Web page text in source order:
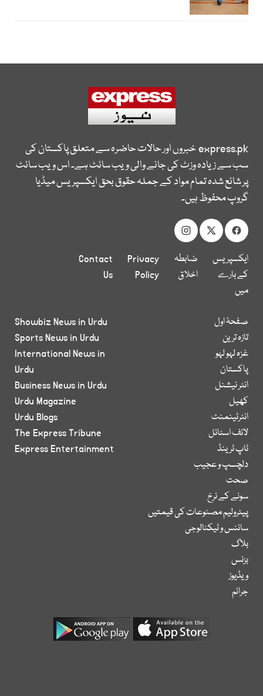
express.pkخبروں اور حالات حاضرہ سے متعلق پاکستان کی
سب سے زیادہ وزٹ کی جانے والی ویب سائٹ ہے۔ اس ویب سائٹ
پر شائع شدہ تمام مواد کے جملہ حقوق بحق ایکسپریس میڈیا
گروپ محفوظ ہیں۔
ایکسپریس
کے بارے
میں
ضابطہ
اخلاق
Privacy
Policy
Contact
Us
صفحۂ اول
تازہ ترین
غزہ لہو لہو
پاکستان
انٹر نیشنل
کھیل
انٹرٹینمنٹ
لائف اسٹائل
ٹاپ ٹرینڈ
دلچسپ و عجیب
صحت
سونے کے نرخ
پیٹرولیم مصنوعات کی قیمتیں
سائنس و ٹیکنالوجی
بلاگ
بزنس
ویڈیوز
جرائم
Showbiz News in Urdu
Sports News in Urdu
International News in
Urdu
Business News in Urdu
Urdu Magazine
Urdu Blogs
The Express Tribune
Express Entertainment